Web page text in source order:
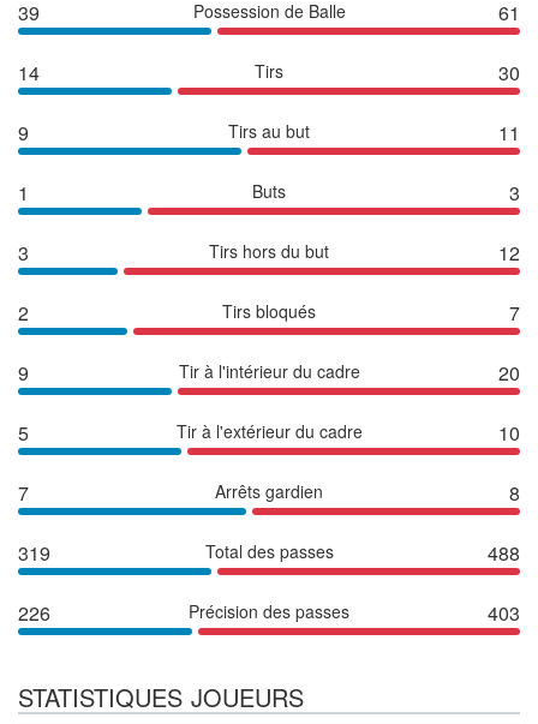
39 Possession de Balle 61
14 Tirs 30
9 Tirs au but 11
1 Buts 3
3 Tirs hors du but 12
2 Tirs bloqués 7
9 Tir à l'intérieur du cadre 20
5 Tir à l'extérieur du cadre 10
7 Arrêts gardien 8
319 Total des passes 488
226 Précision des passes 403
STATISTIQUES JOUEURS